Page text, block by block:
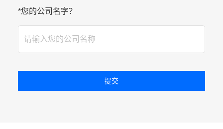
*您的公司名字？
提交